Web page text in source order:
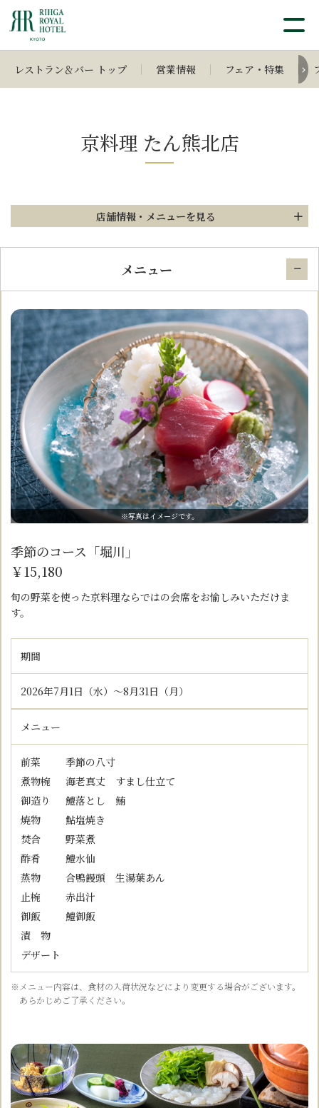
レストラン＆バー トップ 営業情報 フェア・特集
京料理 たん熊北店
店舗情報 ・メニューを見る
メニュー
※写真はイメージです。
季節のコース「堀川」
￥15,180
旬の野菜を使った京料理ならではの会席をお愉しみいただけま
す。
期間
2026年7月1日（水）～8月31日（月）
メニュー
前菜
季節の八寸
煮物椀
海老真丈 すまし仕立て
御造 り
鱧落とし 鮪
焼物
鮎塩焼き
焚合
野菜煮
酢肴
鱧水仙
蒸物
合鴨饅頭 生湯葉あん
止椀
赤出汁
御飯
鱧御飯
漬
物
デザート
※メニュー内容は、食材の入荷状況などにより変更する場合がございます。
あらかじめご了承ください。